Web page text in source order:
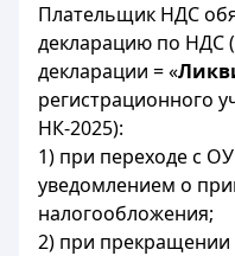
Плательщик НДС
декларацию по НДС (
декларации = «
регистрационного
НК-2025):
1) при переходе с
уведомлением о
налогообложения;
2) при прекращении